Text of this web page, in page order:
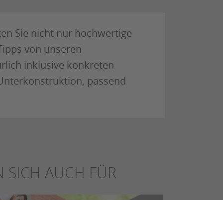
Sie nicht nur hochwertige
von unseren
inklusive konkreten
passend
SICH AUCH FÜR